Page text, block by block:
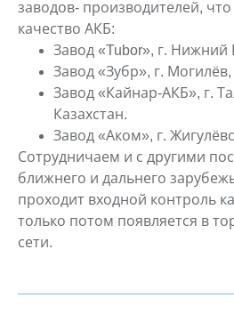
заводов- производителей,
качество АКБ:
Завод «Tubor», г. Нижний
Завод «Зубр», г. Могилёв,
Завод «Кайнар-АКБ», г.
Казахстан.
Завод «Аком», г.
Сотрудничаем и с другими
ближнего и дальнего
проходит входной контроль
только потом появляется в
сети.